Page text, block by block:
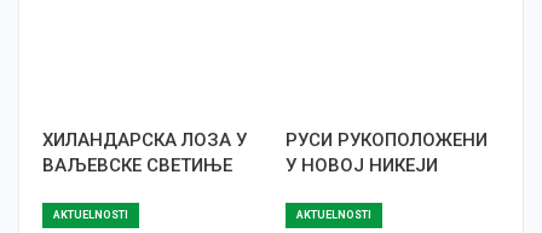
ХИЛАНДАРСКА ЛОЗА У
ВАЉЕВСКЕ СВЕТИЊЕ
РУСИ РУКОПОЛОЖЕНИ
У НОВОЈ НИКЕЈИ
AKTUELNOSTI AKTUELNOSTI